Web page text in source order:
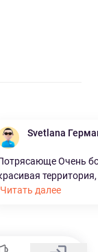
Svetlana
Очень
Читать далее